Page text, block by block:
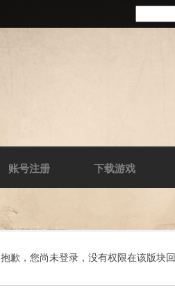
账号注册 下载游戏
抱歉，您尚未登录，没有权限在该版块